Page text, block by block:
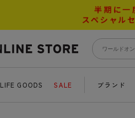
LIFE GOODS SALE ブランド